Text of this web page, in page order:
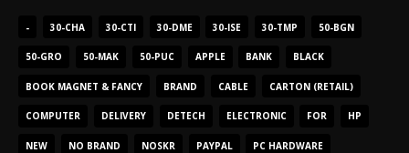
- 30-CHA 30-CTI 30-DME 30-ISE 30-TMP 50-BGN
50-GRO 50-MAK 50-PUC APPLE BANK BLACK
BOOK MAGNET & FANCY BRAND CABLE CARTON (RETAIL)
COMPUTER DELIVERY DETECH ELECTRONIC FOR HP
NEW NO BRAND NOSKR PAYPAL PC HARDWARE